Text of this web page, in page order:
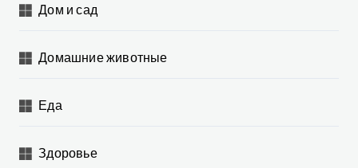
Дом и сад
Домашние животные
Еда
Здоровье